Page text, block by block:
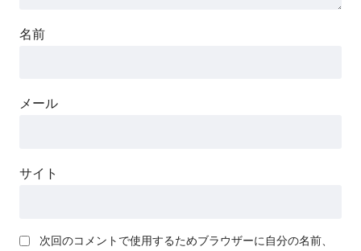
名前
メール
サイト
次回のコメントで使用するためブラウザーに自分の名前、